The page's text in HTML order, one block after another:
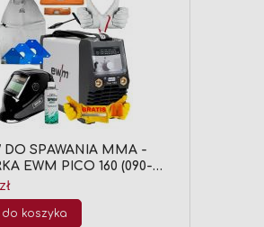
DO SPAWANIA MMA -
EWM PICO 160 (090-
+ AKCESORIA
(KOMPLET NR 2)
koszyka